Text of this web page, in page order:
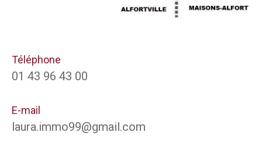
Téléphone
01 43 96 43 00
E-mail
laura.immo99@gmail.com